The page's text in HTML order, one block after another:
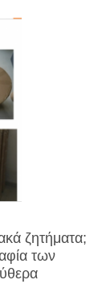
ζητήματα;
των